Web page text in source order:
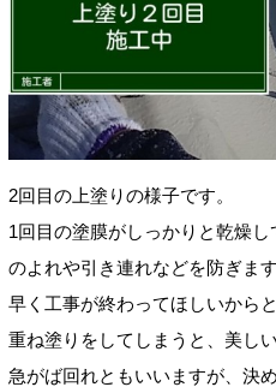
2回目の上塗りの様子です。
1回目の塗膜がしっかりと乾燥
のよれや引き連れなどを防ぎます
早く工事が終わってほしいから
重ね塗りをしてしまうと、美し
急がば回れともいいますが、決